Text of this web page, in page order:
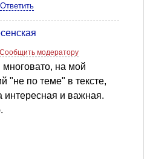
Ответить
Сообщить модератору
на мой
"не по теме" в тексте,
интересная и важная.